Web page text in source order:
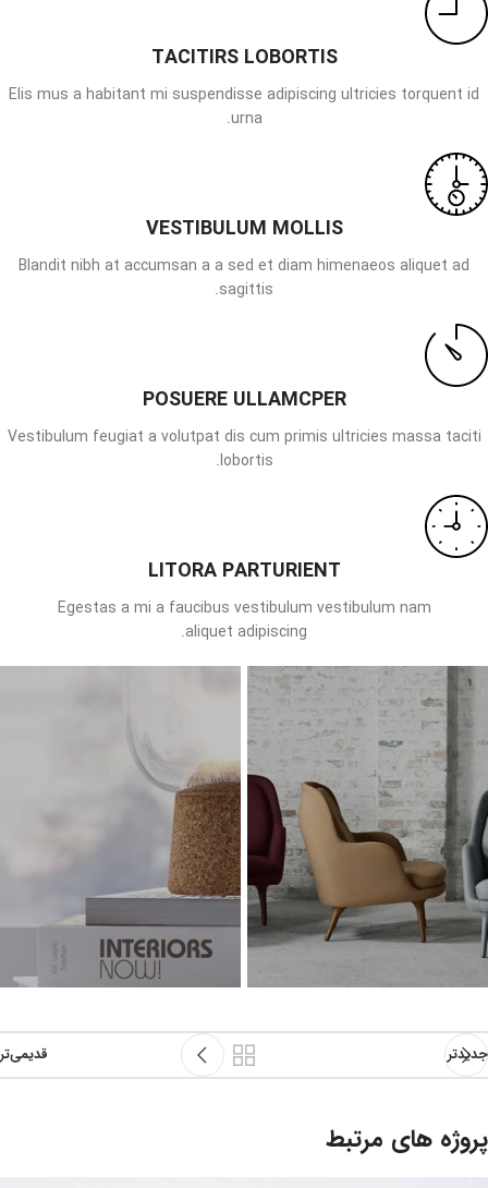
TACITIRS LOBORTIS
Elis mus a habitant mi suspendisse adipiscing ultricies torquent id
urna.
VESTIBULUM MOLLIS
Blandit nibh at accumsan a a sed et diam himenaeos aliquet ad
sagittis.
POSUERE ULLAMCPER
Vestibulum feugiat a volutpat dis cum primis ultricies massa taciti
lobortis.
LITORA PARTURIENT
Egestas a mi a faucibus vestibulum vestibulum nam
aliquet adipiscing.
جدیدتر قدیمی‌تر
پروژه های مرتبط